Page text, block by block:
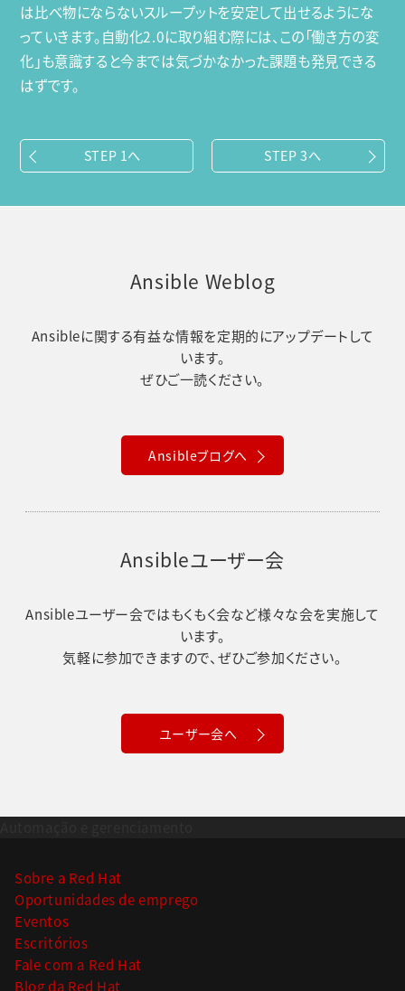
は比べ物にならないスループットを安定して出せるようにな
っていきます。自動化2.0に取り組む際には、この「働き方の変
化」も意識すると今までは気づかなかった課題も発見できる
はずです。
STEP 1へ STEP 3へ
Ansible Weblog
Ansibleに関する有益な情報を定期的にアップデートして
います。
ぜひご一読ください。
Ansibleブログへ
Ansibleユーザー会
Ansibleユーザー会ではもくもく会など様々な会を実施して
います。
気軽に参加できますので、ぜひご参加ください。
ユーザー会へ
Sobre a Red Hat
Oportunidades de emprego
Eventos
Escritórios
Fale com a Red Hat
Blog da Red Hat